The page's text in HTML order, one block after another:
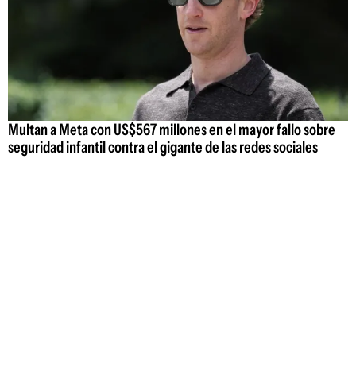
Multan a Meta con US$567 millones en el mayor fallo sobre
seguridad infantil contra el gigante de las redes sociales